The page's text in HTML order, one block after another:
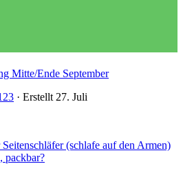
Mitte/Ende September
· Erstellt 27. Juli
(schlafe auf den Armen)